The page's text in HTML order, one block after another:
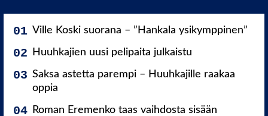
Ville Koski suorana – ”Hankala ysikymppinen”
Huuhkajien uusi pelipaita julkaistu
Saksa astetta parempi – Huuhkajille raakaa
oppia
Roman Eremenko taas vaihdosta sisään